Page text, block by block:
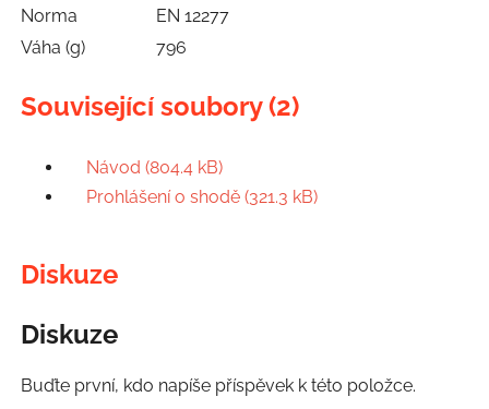
Norma
EN 12277
Váha (g)
796
Související soubory (2)
Návod (804.4 kB)
Prohlášení o shodě (321.3 kB)
Diskuze
Diskuze
Buďte první, kdo napíše příspěvek k této položce.